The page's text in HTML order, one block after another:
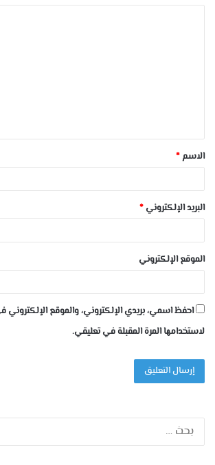
الاسم*
البريد الإلكتروني *
الموقع الإلكتروني
احفظ اسمي، بريدي الإلكتروني، والموقع الإلكتروني
لاستخدامها المرة المقبلة في تعليقي.